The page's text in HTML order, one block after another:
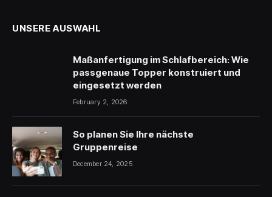
UNSERE AUSWAHL
Maßanfertigung im Schlafbereich: Wie
passgenaue Topper konstruiert und
eingesetzt werden
February 2, 2026
So planen Sie Ihre nächste
Gruppenreise
December 24, 2025